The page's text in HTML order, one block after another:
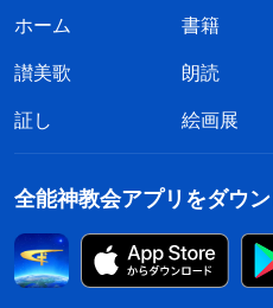
ホーム 書籍
讃美歌
朗読
証し
絵画展
全能神教会アプリをダウ